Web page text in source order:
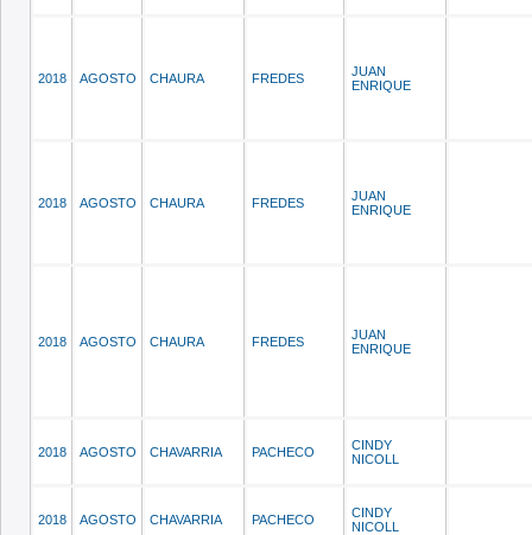
2018 AGOSTO CHAURA FREDES
JUAN
ENRIQUE
2018 AGOSTO CHAURA FREDES
JUAN
ENRIQUE
2018 AGOSTO CHAURA FREDES
JUAN
ENRIQUE
2018 AGOSTO CHAVARRIA PACHECO
CINDY
NICOLL
2018 AGOSTO CHAVARRIA PACHECO
CINDY
NICOLL